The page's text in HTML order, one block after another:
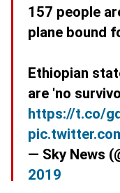
157 people
plane bound
Ethiopian
are 'no
https://t.co/
— Sky News
2019